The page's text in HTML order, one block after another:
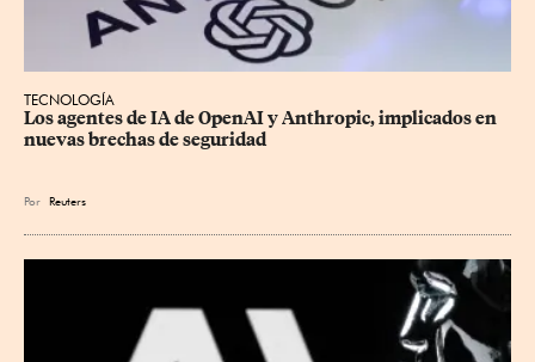
TECNOLOGÍA
Los agentes de IA de OpenAI y Anthropic, implicados en
nuevas brechas de seguridad
Por Reuters